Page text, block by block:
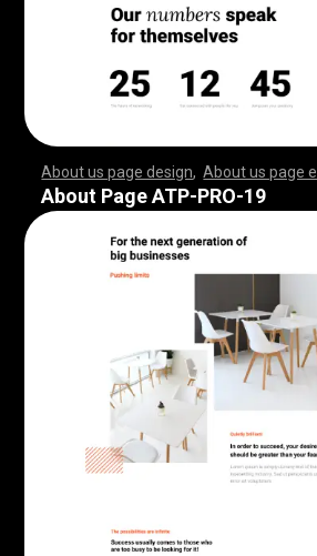
About us page design ,About us page
,,,,,,,,,,,,,,,,,,,,,,,, ,,,,,,,,,,,,,,,,,
,,,,,,,,,,,,,,,,,,,,,,,, ,,,,,,,,,,,,,,,,,
,,,,,,,,,,,,,,,,,,,,,,,, ,,,,,,,,,,,,,,,,,
,,,,,,,,,,,,,,,,,,,,,,,, ,,,,,,,,,,,,,,,,,
,,,,,,,,,,,,,,,,,,,,,,,, ,,,,,,,,,,,,,,,,,
,,,,,,,,,,,,,,,,,,,,,,,, ,,,,,,,,,,,,,,,,,
,,,,,,,,,,,,,,,,,,,,,,,, ,,,,,,,,,,,,,,,,,
,,,,,,,,,,,,,,,,,,,,,,,, ,,,,,,,,,,,,
About Page ATP-PRO-19